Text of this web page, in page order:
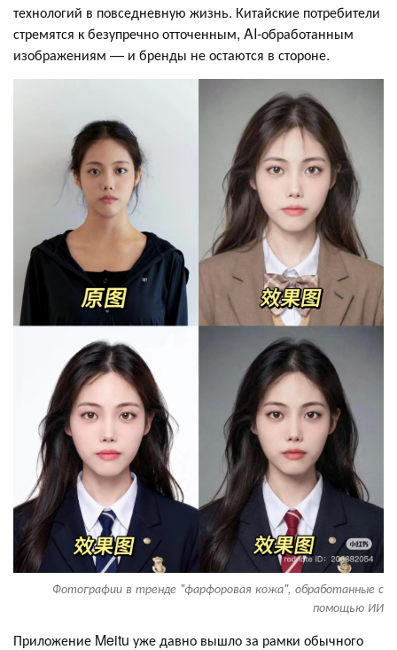
технологий в повседневную жизнь. Китайские потребители
стремятся к безупречно отточенным, AI-обработанным
изображениям — и бренды не остаются в стороне.
Фотографии в тренде "фарфоровая кожа", обработанные с
помощью ИИ
Приложение Meitu уже давно вышло за рамки обычного